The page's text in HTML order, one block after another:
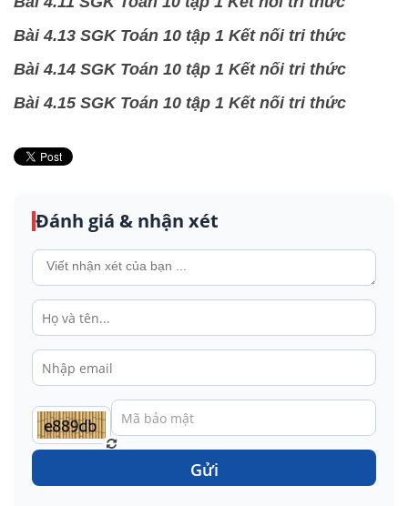
Bài 4.13 SGK Toán 10 tập 1 Kết nối tri thức
Bài 4.14 SGK Toán 10 tập 1 Kết nối tri thức
Bài 4.15 SGK Toán 10 tập 1 Kết nối tri thức
Đánh giá & nhận xét
Gửi